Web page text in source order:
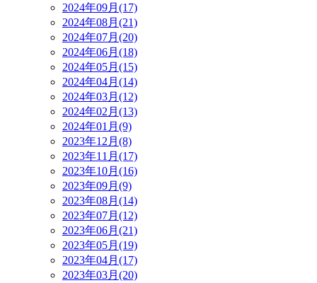
2024年09月(17)
2024年08月(21)
2024年07月(20)
2024年06月(18)
2024年05月(15)
2024年04月(14)
2024年03月(12)
2024年02月(13)
2024年01月(9)
2023年12月(8)
2023年11月(17)
2023年10月(16)
2023年09月(9)
2023年08月(14)
2023年07月(12)
2023年06月(21)
2023年05月(19)
2023年04月(17)
2023年03月(20)